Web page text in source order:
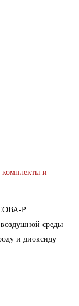
и
СОВА-Р
воздушной среды
и диоксиду